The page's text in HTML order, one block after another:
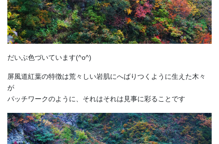
だいぶ色づいています(^o^)
屏風道紅葉の特徴は荒々しい岩肌にへばりつくように生えた木々
が
パッチワークのように、それはそれは見事に彩ることです